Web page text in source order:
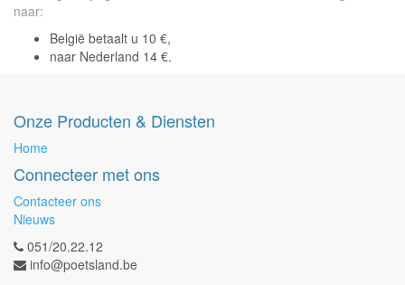
naar:
België betaalt u 10 €,
naar Nederland 14 €.
Onze Producten & Diensten
Home
Connecteer met ons
Contacteer ons
Nieuws
051/20.22.12
info@poetsland.be